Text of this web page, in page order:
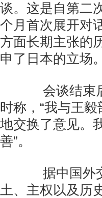
谈。这是自第二
个月首次展开对
方面长期主张的
申了日本的立场。
会谈结束后
时称，“我与王
地交换了意见。
善”。
据中国外交
土、主权以及历